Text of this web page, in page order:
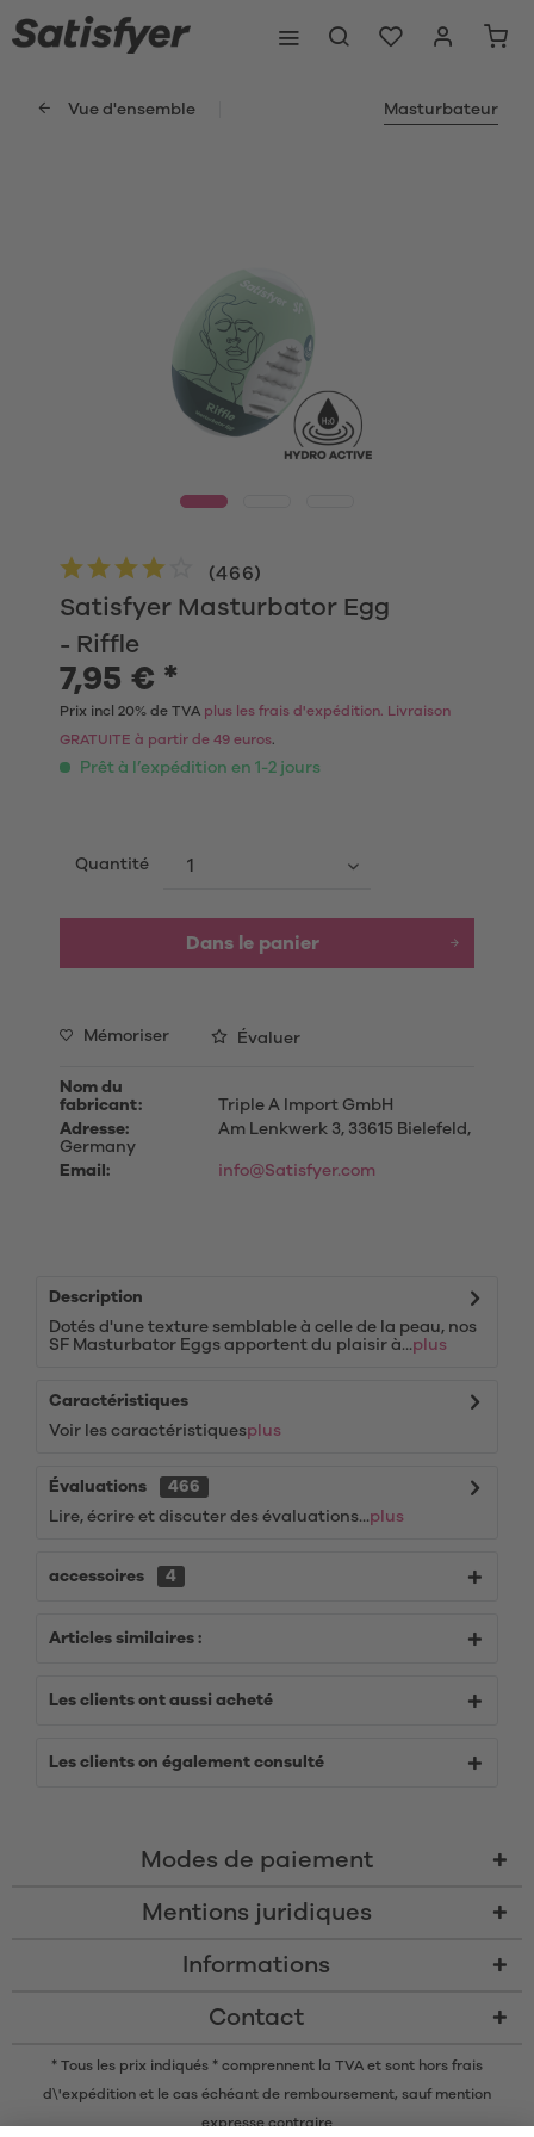
Vue d'ensemble Masturbateur
Satisfyer Masturbator Egg
- Riffle
(466)
7,95 € *
Prix incl 20% de TVA plus les frais d'expédition. Livraison
GRATUITE à partir de 49 euros.
Prêt à l’expédition en 1-2 jours
Quantité
Dans le panier
Mémoriser Évaluer
Nom du
fabricant:
Triple A Import GmbH
Adresse:
Am Lenkwerk 3, 33615 Bielefeld,
Germany
Email:
info@Satisfyer.com
Description
Dotés d'une texture semblable à celle de la peau, nos
SF Masturbator Eggs apportent du plaisir à...plus
Caractéristiques
Voir les caractéristiquesplus
Évaluations
466
Lire, écrire et discuter des évaluations...plus
accessoires 4
Articles similaires :
Les clients ont aussi acheté
Les clients on également consulté
Modes de paiement
Mentions juridiques
Informations
Contact
* Tous les prix indiqués * comprennent la TVA et sont hors frais
d\'expédition et le cas échéant de remboursement, sauf mention
expresse contraire